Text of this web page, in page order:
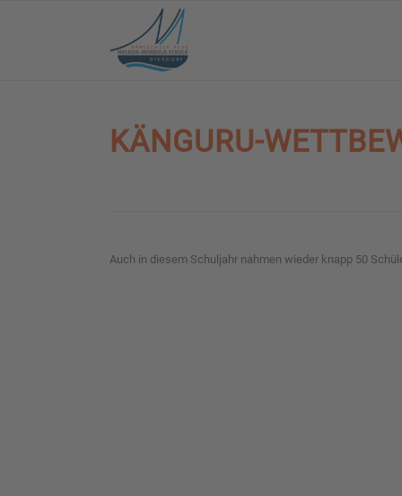
KÄNGURU-
Auch in diesem Schuljahr nahmen wieder knapp 50